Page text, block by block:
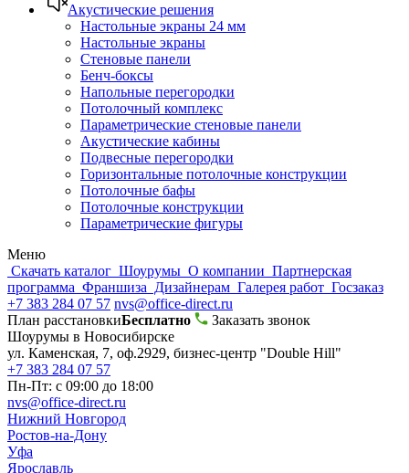
Акустические решения
Настольные экраны 24 мм
Настольные экраны
Стеновые панели
Бенч-боксы
Напольные перегородки
Потолочный комплекс
Параметрические стеновые панели
Акустические кабины
Подвесные перегородки
Горизонтальные потолочные конструкции
Потолочные бафы
Потолочные конструкции
Параметрические фигуры
Меню
Скачать каталог Шоурумы О компании Партнерская
программа Франшиза Дизайнерам Галерея работ Госзаказ
+7 383 284 07 57 nvs@office-direct.ru
План расстановкиБесплатно
Заказать звонок
Шоурумы в Новосибирске
ул. Каменская, 7, оф.2929, бизнес-центр "Double Hill"
+7 383 284 07 57
Пн-Пт: с 09:00 до 18:00
nvs@office-direct.ru
Нижний Новгород
Ростов-на-Дону
Уфа
Ярославль